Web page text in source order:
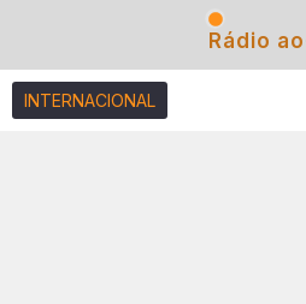
Rádio
INTERNACIONAL